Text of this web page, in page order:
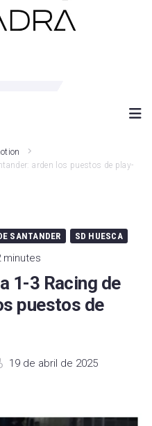
arden los puestos de play-
SANTANDER SD HUESCA
minutes
1-3 Racing de
puestos de
19 de abril de 2025